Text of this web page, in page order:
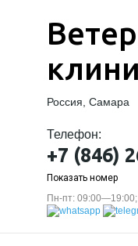
Россия, Самара
Телефон:
+7 (846)
Показать номер
Пн-пт: